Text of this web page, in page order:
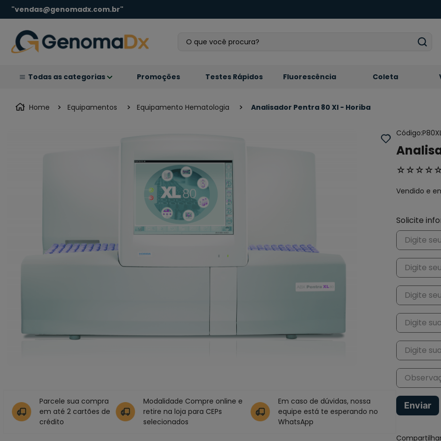
"vendas@genomadx.com.br"
O que você procura?
Promoções Testes Rápidos Fluorescência Coleta
Equipamentos Equipamento Hematologia Analisador Pentra 80 Xl - Horiba
Parcele sua compra
em até 2 cartões de
crédito
Modalidade Compre online e
retire na loja para CEPs
selecionados
Em caso de dúvidas, nossa
equipe está te esperando no
WhatsApp
Código:
☆☆☆☆
Vendido e
Solicite
Enviar